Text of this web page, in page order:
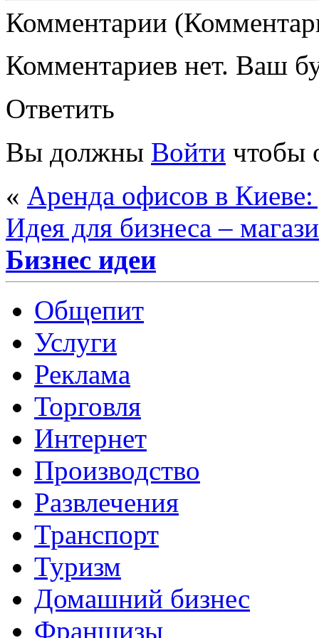
Комментарии
Комментариев нет. Ваш
Ответить
Вы должны Войти чтобы
« Аренда офисов в
Идея для бизнеса –
Бизнес идеи
Общепит
Услуги
Реклама
Торговля
Интернет
Производство
Развлечения
Транспорт
Туризм
Домашний бизнес
Франшизы